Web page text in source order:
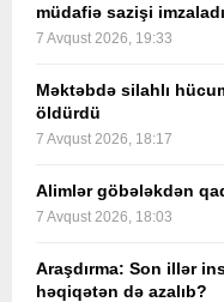
müdafiə sazişi imzaladı
7 Avqust 2026, 19:33
Məktəbdə silahlı
öldürdü
7 Avqust 2026, 18:17
Alimlər göbələkdən
7 Avqust 2026, 18:03
Araşdırma: Son illər
həqiqətən də azalıb?